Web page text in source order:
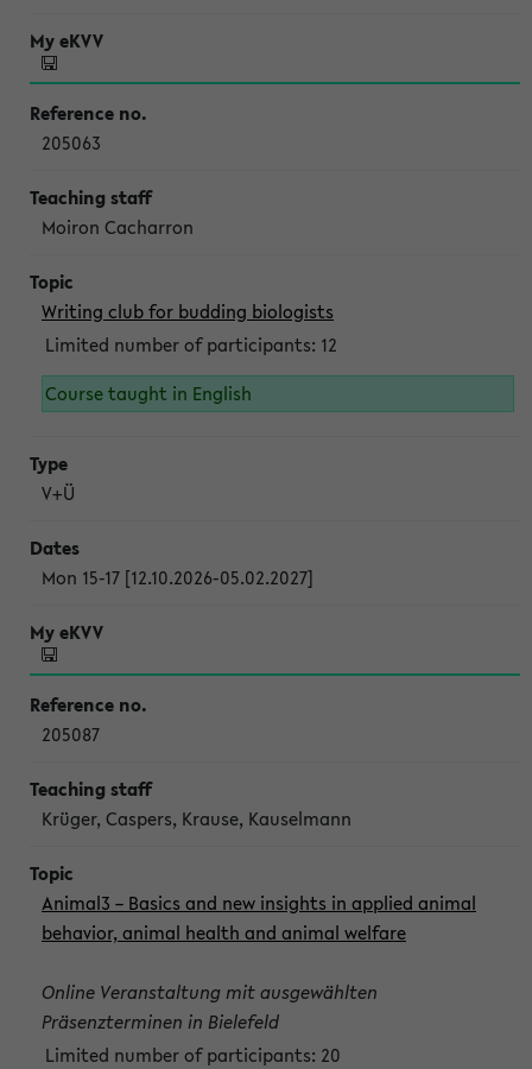
205063
Moiron Cacharron
Writing club for budding biologists
Limited number of participants: 12
Course taught in English
V+Ü
Mon 15-17 [12.10.2026-05.02.2027]
205087
Krüger, Caspers, Krause, Kauselmann
Animal3 – Basics and new insights in applied animal
behavior, animal health and animal welfare
Online Veranstaltung mit ausgewählten
Präsenzterminen in Bielefeld
Limited number of participants: 20